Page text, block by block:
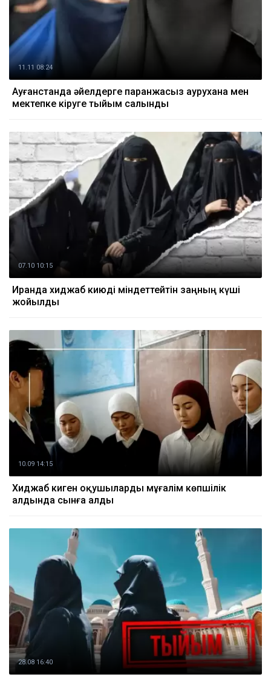
11.11 08:24
Ауғанстанда әйелдерге паранжасыз аурухана мен
мектепке кіруге тыйым салынды
07.10 10:15
Иранда хиджаб киюді міндеттейтін заңның күші
жойылды
10.09 14:15
Хиджаб киген оқушыларды мұғалім көпшілік
алдында сынға алды
28.08 16:40